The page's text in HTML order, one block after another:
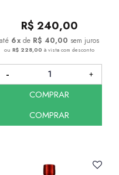
R$ 240,00
6x de R$ 40,00 sem juros
ouR$ 228,00à vista com desconto
COMPRAR
COMPRAR